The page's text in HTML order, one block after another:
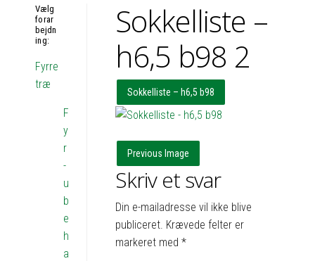
Sokkelliste –
h6,5 b98 2
Sokkelliste – h6,5 b98
Previous Image
Skriv et svar
Din e-mailadresse vil ikke blive
publiceret. Krævede felter er
markeret med*
Vælg
forar
bejdn
ing:
Fyrre
træ
F
y
r
-
u
b
e
h
a